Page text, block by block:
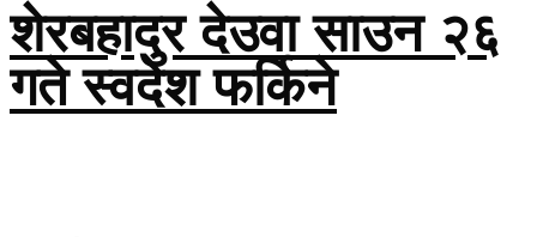
शेरबहादुर देउवा साउन २६
गते स्वदेश फर्किने